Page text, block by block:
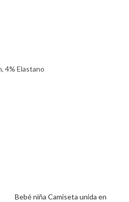
4% Elastano
Bebé niña Camiseta unida en